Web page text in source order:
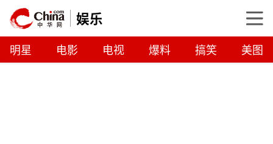
娱乐
明星 电影 电视 爆料 搞笑 美图